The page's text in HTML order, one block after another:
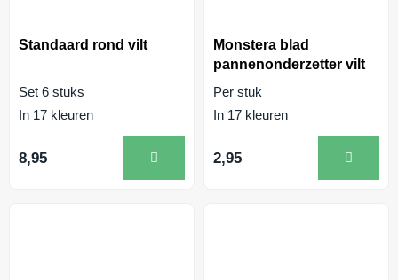
Standaard rond vilt
Set 6 stuks
In 17 kleuren
8,95
Monstera blad
pannenonderzetter vilt
Per stuk
In 17 kleuren
2,95